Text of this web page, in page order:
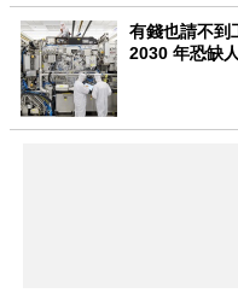
有錢也請不到
2030 年恐缺